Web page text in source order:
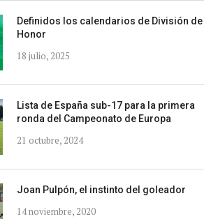
Definidos los calendarios de División de
Honor
18 julio, 2025
Lista de España sub-17 para la primera
ronda del Campeonato de Europa
21 octubre, 2024
Joan Pulpón, el instinto del goleador
14 noviembre, 2020